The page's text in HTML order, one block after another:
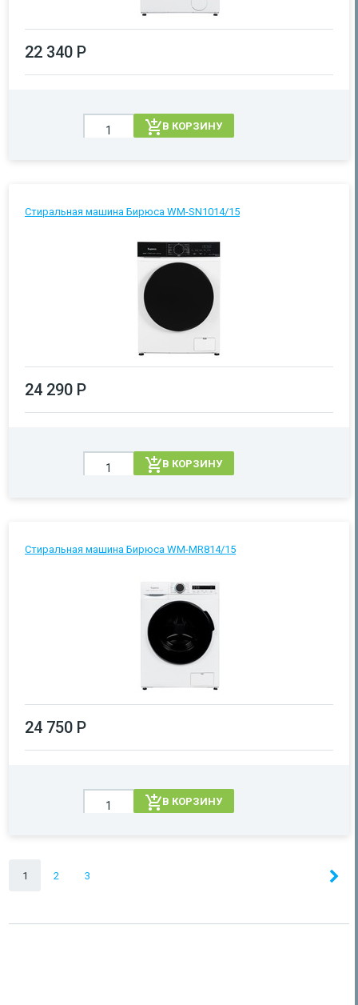
22 340 Р
В КОРЗИНУ
Стиральная машина Бирюса WM-SN1014/15
24 290 Р
В КОРЗИНУ
Стиральная машина Бирюса WM-MR814/15
24 750 Р
В КОРЗИНУ
1 2 3